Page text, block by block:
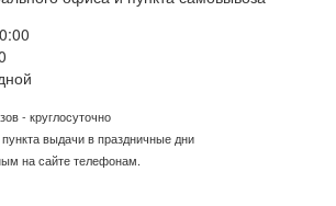
- круглосуточно
выдачи в праздничные дни
на сайте телефонам.